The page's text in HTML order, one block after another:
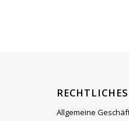
RECHTLICHES
Allgemeine